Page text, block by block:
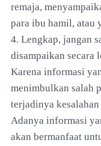
remaja,
para ibu hamil, atau
4. Lengkap, jangan
disampaikan secara
Karena informasi
menimbulkan salah
terjadinya
Adanya informasi
akan bermanfaat